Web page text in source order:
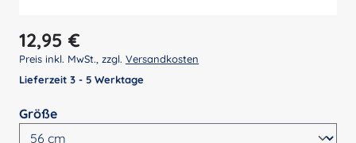
Regulärer Preis:
12,95 €
Preis inkl. MwSt., zzgl. Versandkosten
Lieferzeit 3 - 5 Werktage
Größeauswählen